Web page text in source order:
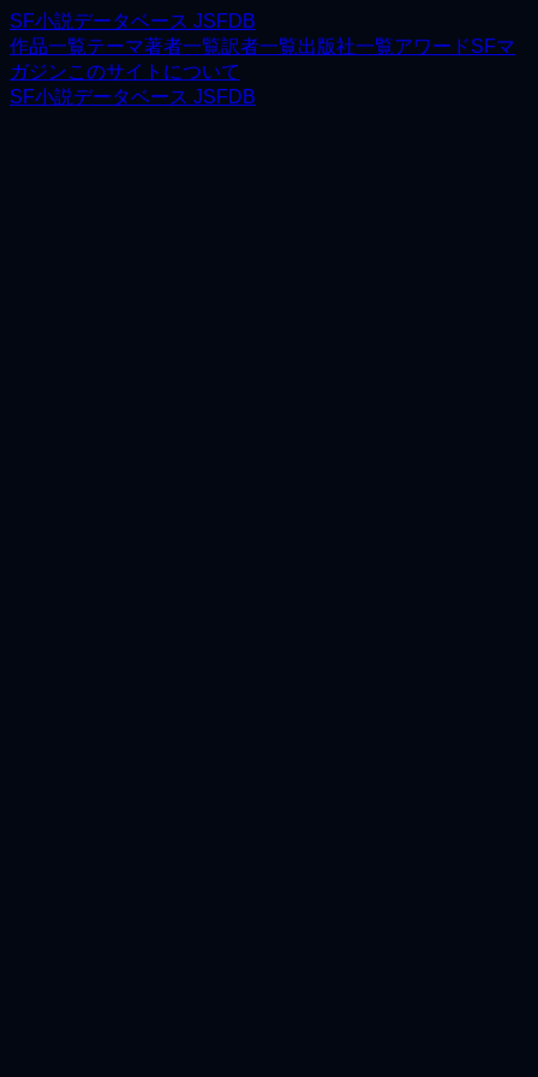
SF小説データベース JSFDB
作品一覧テーマ著者一覧訳者一覧出版社一覧アワードSFマ
ガジンこのサイトについて
SF小説データベース JSFDB